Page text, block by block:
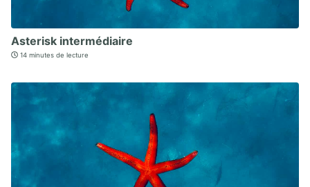
Asterisk intermédiaire
14 minutes de lecture